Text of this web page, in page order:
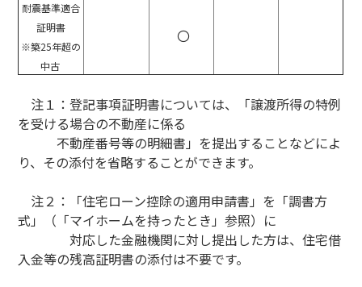
耐震基準適合
証明書
※築25年超の
中古
〇
注１：登記事項証明書については、「譲渡所得の特例
を受ける場合の不動産に係る
不動産番号等の明細書」を提出することなどによ
り、その添付を省略することができます。
注２：「住宅ローン控除の適用申請書」を「調書方
式」（「マイホームを持ったとき」参照）に
対応した金融機関に対し提出した方は、住宅借
入金等の残高証明書の添付は不要です。